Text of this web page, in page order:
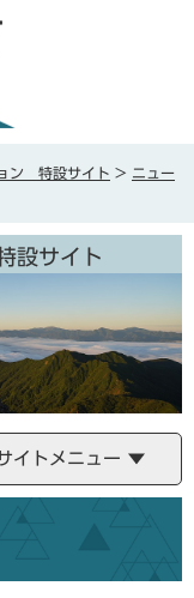
ン 特設サイト > ニュー
設サイト
イトメニュー